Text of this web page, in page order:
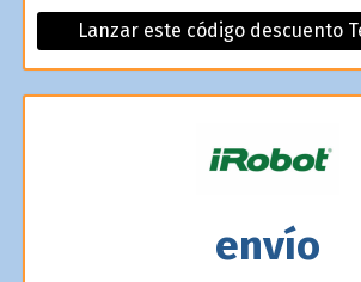
Lanzar este código descuento
envío